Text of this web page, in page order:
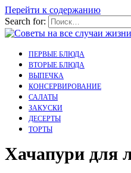
Перейти к содержанию
Search for:
ПЕРВЫЕ БЛЮДА
ВТОРЫЕ БЛЮДА
ВЫПЕЧКА
КОНСЕРВИРОВАНИЕ
САЛАТЫ
ЗАКУСКИ
ДЕСЕРТЫ
ТОРТЫ
Хачапури для